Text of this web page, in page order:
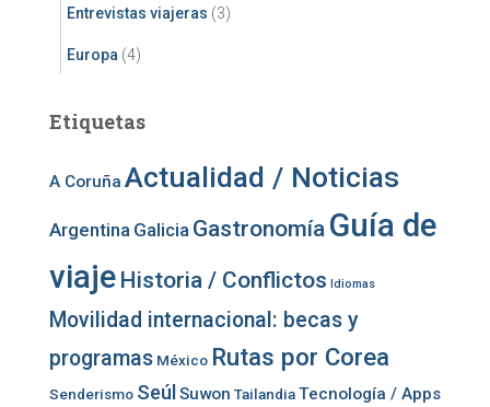
Entrevistas viajeras (3)
Europa (4)
Etiquetas
A Coruña Actualidad / Noticias
Argentina Galicia Gastronomía Guía de
viaje Historia / Conflictos Idiomas
Movilidad internacional: becas y
programas México Rutas por Corea
Senderismo Seúl Suwon TailandiaTecnología / Apps